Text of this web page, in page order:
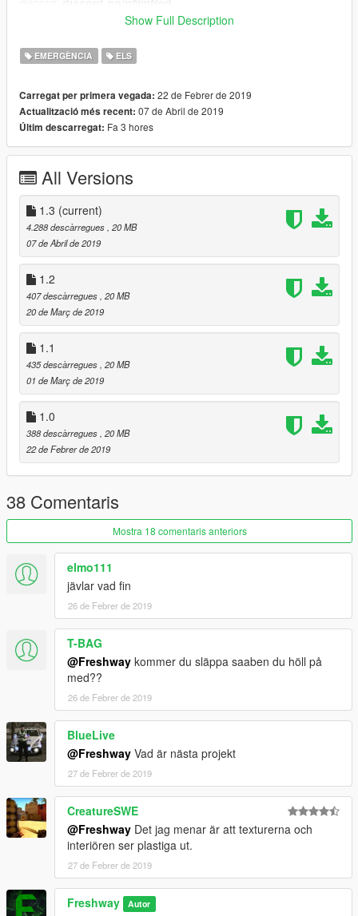
You may NOT: edit, rip or sell this model in any way. If you
this page.
Show Full Description
EMERGÈNCIA ELS
Carregat per primera vegada: 22 de Febrer de 2019
Actualització més recent: 07 de Abril de 2019
Últim descarregat: Fa 3 hores
All Versions
1.3 (current)
4.288 descàrregues , 20 MB
07 de Abril de 2019
1.2
407 descàrregues , 20 MB
20 de Març de 2019
1.1
435 descàrregues , 20 MB
01 de Març de 2019
1.0
388 descàrregues , 20 MB
22 de Febrer de 2019
38 Comentaris
Mostra 18 comentaris anteriors
elmo111
jävlar vad fin
26 de Febrer de 2019
T-BAG
@Freshway kommer du släppa saaben du höll på
med??
26 de Febrer de 2019
BlueLive
@Freshway Vad är nästa projekt
27 de Febrer de 2019
CreatureSWE
@Freshway Det jag menar är att texturerna och
interiören ser plastiga ut.
27 de Febrer de 2019
Freshway Autor